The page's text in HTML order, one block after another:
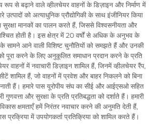
रूप से बढ़ाने वाले व्हीलचेयर वाहनों के डिज़ाइन और निर्माण में
उत्पादों को अत्याधुनिक प्रौद्योगिकी के साथ इंजीनियर किया
मानकों का पालन करते हैं, जिससे विश्वसनीयता और
होती है। इस क्षेत्र में 20 वर्षों से अधिक के अनुभव के
सामने आने वाली विशिष्ट चुनौतियों को समझते हैं और उनकी
पूरा करने के लिए अनुकूलित समाधान प्रदान करने के प्रति
वाहनों में नवाचारी डिज़ाइन शामिल हैं, जिनमें व्हीलचेयर रैंप,
शामिल हैं, जो वाहनों में प्रवेश और बाहर निकलने को बिना
हैं। हमारे पास यूरोपीय संघ का सीई और आईएसओ सहित
गुणवत्ता और सुरक्षा के प्रति प्रतिबद्धता को दर्शाते हैं। हमारी
क्षमताएँ हमें निरंतर नवाचार करने की अनुमति देती हैं,
प्रक्रिया में उपयोगकर्ता प्रतिक्रिया को शामिल करते हैं।